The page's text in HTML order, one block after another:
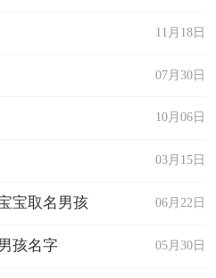
11月18日
07月30日
10月06日
03月15日
06月22日
宝取名男孩
05月30日
孩名字